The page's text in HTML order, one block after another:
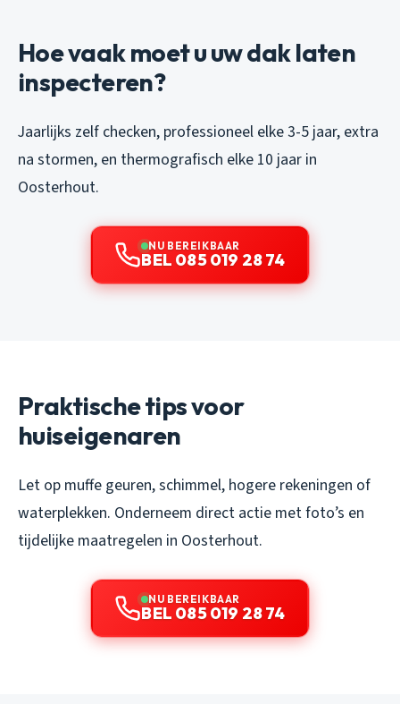
Hoe vaak moet u uw dak laten
inspecteren?
Jaarlijks zelf checken, professioneel elke 3-5 jaar, extra
na stormen, en thermografisch elke 10 jaar in
Oosterhout.
NU BEREIKBAAR
BEL 085 019 28 74
Praktische tips voor
huiseigenaren
Let op muffe geuren, schimmel, hogere rekeningen of
waterplekken. Onderneem direct actie met foto’s en
tijdelijke maatregelen in Oosterhout.
NU BEREIKBAAR
BEL 085 019 28 74